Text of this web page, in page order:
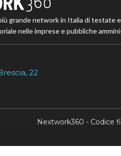
grande network in Italia di testate
nelle imprese e pubbliche
22
Nextwork360 - Codice